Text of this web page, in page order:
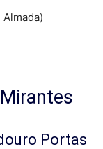
Portas